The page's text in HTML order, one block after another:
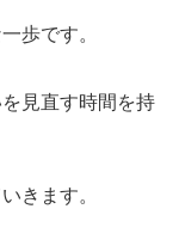
歩です。
見直す時間を持
きます。